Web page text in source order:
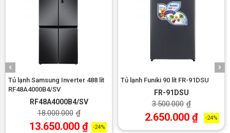
Ngăn đá
Tủ lạnh Samsung Inverter 488 lít
RF48A4000B4/SV
RF48A4000B4/SV
18.000.000 ₫
13.650.000 ₫ -24%
Tủ lạnh Funiki 90 lít FR-91DSU
FR-91DSU
3.500.000 ₫
2.650.000 ₫ -24%